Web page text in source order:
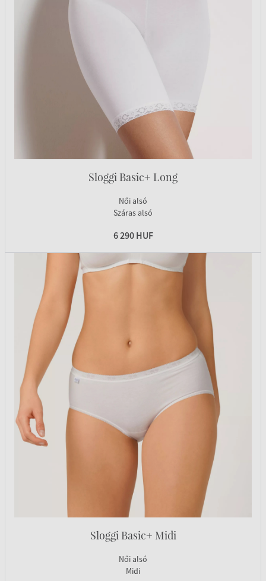
Sloggi Basic+ Long
Női alsó
Száras alsó
6 290 HUF
Sloggi Basic+ Midi
Női alsó
Midi